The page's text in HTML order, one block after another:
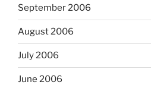
September 2006
August 2006
July 2006
June 2006